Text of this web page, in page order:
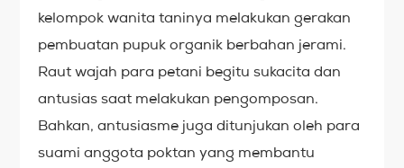
kelompok wanita taninya melakukan gerakan
pembuatan pupuk organik berbahan jerami.
Raut wajah para petani begitu sukacita dan
antusias saat melakukan pengomposan.
Bahkan, antusiasme juga ditunjukan oleh para
suami anggota poktan yang membantu